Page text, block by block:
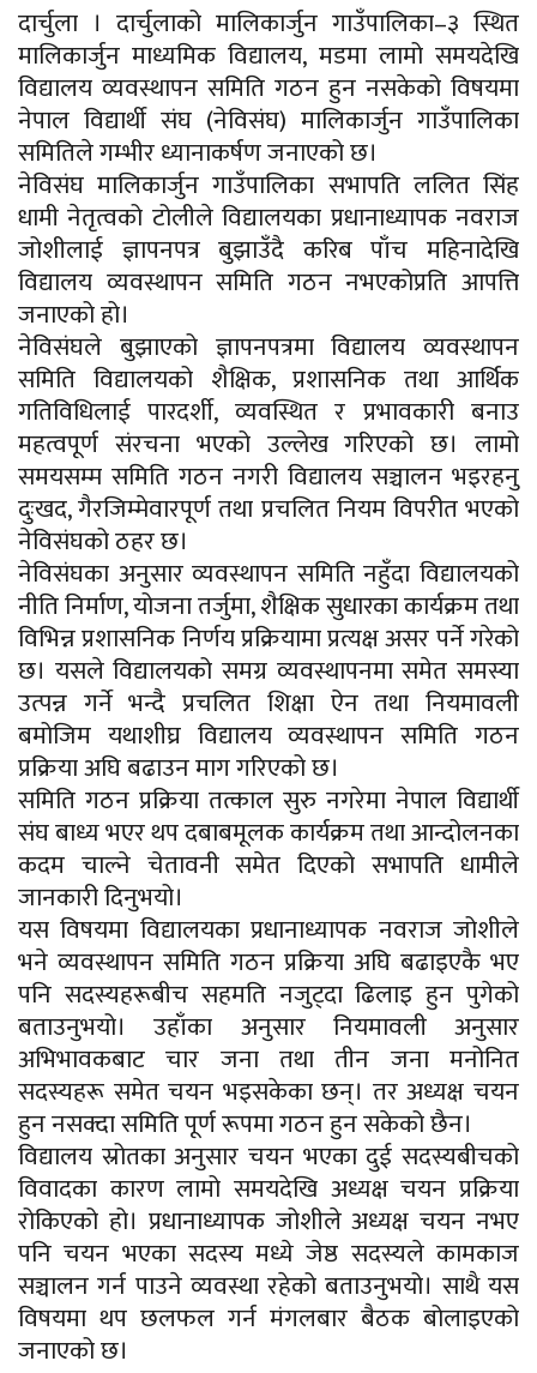
दार्चुला । दार्चुलाको मालिकार्जुन गाउँपालिका–३ स्थित
मालिकार्जुन माध्यमिक विद्यालय, मडमा लामो समयदेखि
विद्यालय व्यवस्थापन समिति गठन हुन नसकेको विषयमा
नेपाल विद्यार्थी संघ (नेविसंघ) मालिकार्जुन गाउँपालिका
समितिले गम्भीर ध्यानाकर्षण जनाएको छ।
नेविसंघ मालिकार्जुन गाउँपालिका सभापति ललित सिंह
धामी नेतृत्वको टोलीले विद्यालयका प्रधानाध्यापक नवराज
जोशीलाई ज्ञापनपत्र बुझाउँदै करिब पाँच महिनादेखि
विद्यालय व्यवस्थापन समिति गठन नभएकोप्रति आपत्ति
जनाएको हो।
नेविसंघले बुझाएको ज्ञापनपत्रमा विद्यालय व्यवस्थापन
समिति विद्यालयको शैक्षिक, प्रशासनिक तथा आर्थिक
गतिविधिलाई पारदर्शी, व्यवस्थित र प्रभावकारी बनाउ
महत्वपूर्ण संरचना भएको उल्लेख गरिएको छ। लामो
समयसम्म समिति गठन नगरी विद्यालय सञ्चालन भइरहनु
दुःखद, गैरजिम्मेवारपूर्ण तथा प्रचलित नियम विपरीत भएको
नेविसंघको ठहर छ।
नेविसंघका अनुसार व्यवस्थापन समिति नहुँदा विद्यालयको
नीति निर्माण, योजना तर्जुमा, शैक्षिक सुधारका कार्यक्रम तथा
विभिन्न प्रशासनिक निर्णय प्रक्रियामा प्रत्यक्ष असर पर्ने गरेको
छ। यसले विद्यालयको समग्र व्यवस्थापनमा समेत समस्या
उत्पन्न गर्ने भन्दै प्रचलित शिक्षा ऐन तथा नियमावली
बमोजिम यथाशीघ्र विद्यालय व्यवस्थापन समिति गठन
प्रक्रिया अघि बढाउन माग गरिएको छ।
समिति गठन प्रक्रिया तत्काल सुरु नगरेमा नेपाल विद्यार्थी
संघ बाध्य भएर थप दबाबमूलक कार्यक्रम तथा आन्दोलनका
कदम चाल्ने चेतावनी समेत दिएको सभापति धामीले
जानकारी दिनुभयो।
यस विषयमा विद्यालयका प्रधानाध्यापक नवराज जोशीले
भने व्यवस्थापन समिति गठन प्रक्रिया अघि बढाइएकै भए
पनि सदस्यहरूबीच सहमति नजुट्दा ढिलाइ हुन पुगेको
बताउनुभयो। उहाँका अनुसार नियमावली अनुसार
अभिभावकबाट चार जना तथा तीन जना मनोनित
सदस्यहरू समेत चयन भइसकेका छन्। तर अध्यक्ष चयन
हुन नसक्दा समिति पूर्ण रूपमा गठन हुन सकेको छैन।
विद्यालय स्रोतका अनुसार चयन भएका दुई सदस्यबीचको
विवादका कारण लामो समयदेखि अध्यक्ष चयन प्रक्रिया
रोकिएको हो। प्रधानाध्यापक जोशीले अध्यक्ष चयन नभए
पनि चयन भएका सदस्य मध्ये जेष्ठ सदस्यले कामकाज
सञ्चालन गर्न पाउने व्यवस्था रहेको बताउनुभयो। साथै यस
विषयमा थप छलफल गर्न मंगलबार बैठक बोलाइएको
जनाएको छ।